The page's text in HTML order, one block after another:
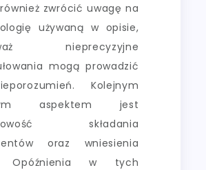
zwrócić uwagę na
używaną w opisie,
nieprecyzyjne
mogą prowadzić
Kolejnym
aspektem jest
składania
oraz wniesienia
Opóźnienia w tych